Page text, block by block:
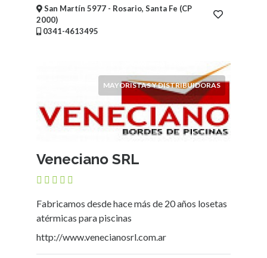
San Martín 5977 - Rosario, Santa Fe (CP
2000)
0341-4613495
MAYORISTAS Y DISTRIBUIDORAS
Veneciano SRL
Fabricamos desde hace más de 20 años losetas
atérmicas para piscinas
http://www.venecianosrl.com.ar